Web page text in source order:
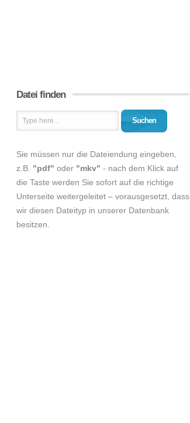
Datei finden
Suchen
Sie müssen nur die Dateiendung eingeben,
z.B. "pdf" oder "mkv" - nach dem Klick auf
die Taste werden Sie sofort auf die richtige
Unterseite weitergeleitet – vorausgesetzt, dass
wir diesen Dateityp in unserer Datenbank
besitzen.